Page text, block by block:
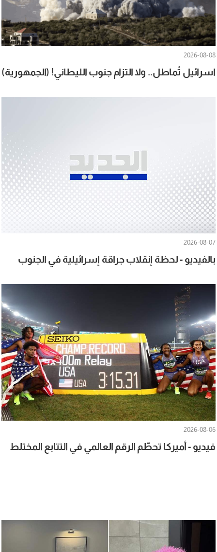
2026-08-08
اسرائيل تُماطل.. ولا التزام جنوب الليطاني! (الجمهورية)
2026-08-07
بالفيديو - لحظة إنقلاب جراقة إسرائيلية في الجنوب
2026-08-06
فيديو - أميركا تحطّم الرقم العالمي في التتابع المختلط